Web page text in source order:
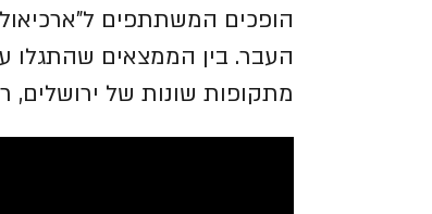
הופכים המשתתפים
העבר. בין הממצאים
מתקופות שונות של ירושלים,